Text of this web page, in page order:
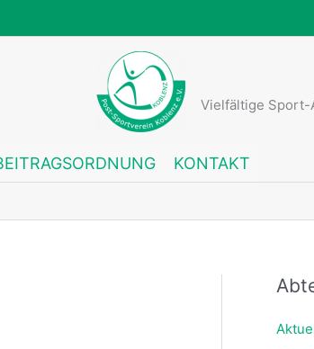
Vielfältige Sport-
KONTAKT